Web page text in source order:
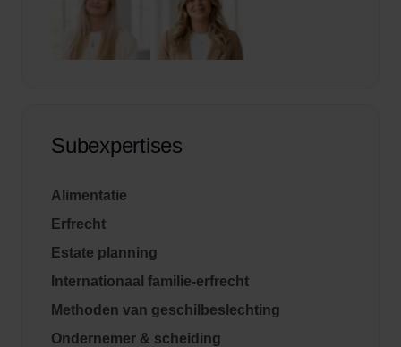
Subexpertises
Alimentatie
Erfrecht
Estate planning
Internationaal familie-erfrecht
Methoden van geschilbeslechting
Ondernemer & scheiding